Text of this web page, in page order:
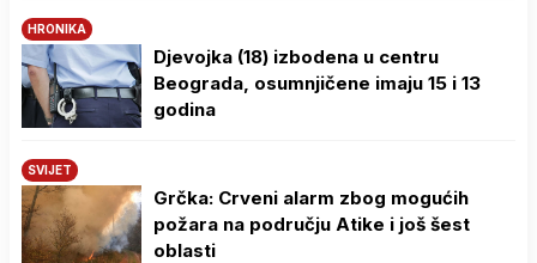
HRONIKA
Djevojka (18) izbodena u centru
Beograda, osumnjičene imaju 15 i 13
godina
SVIJET
Grčka: Crveni alarm zbog mogućih
požara na području Atike i još šest
oblasti